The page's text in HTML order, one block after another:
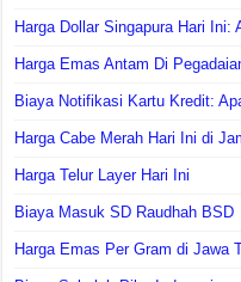
Harga Dollar Singapura Hari Ini:
Harga Emas Antam Di
Biaya Notifikasi Kartu Kredit:
Harga Cabe Merah Hari Ini di
Harga Telur Layer Hari Ini
Biaya Masuk SD Raudhah BSD
Harga Emas Per Gram di Jawa